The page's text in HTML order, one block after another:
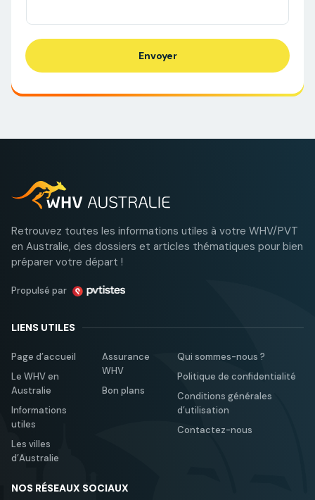
Envoyer
Retrouvez toutes les informations utiles à votre WHV/PVT
en Australie, des dossiers et articles thématiques pour bien
préparer votre départ !
Propulsé par
LIENS UTILES
Page d’accueil
Le WHV en
Australie
Informations
utiles
Les villes
d’Australie
Assurance
WHV
Bon plans
Qui sommes-nous ?
Politique de confidentialité
Conditions générales
d’utilisation
Contactez-nous
NOS RÉSEAUX SOCIAUX